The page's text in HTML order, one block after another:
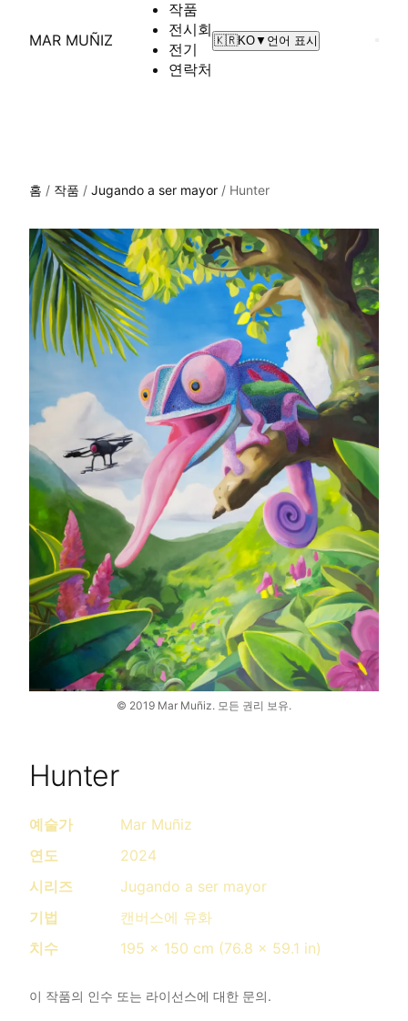
MAR MUÑIZ
작품
전시회
전기
연락처
🇰🇷KO▼ 언어 표시
홈 / 작품 / Jugando a ser mayor / Hunter
© 2019 Mar Muñiz. 모든 권리 보유.
Hunter
예술가
Mar Muñiz
연도
2024
시리즈
Jugando a ser mayor
기법
캔버스에 유화
치수
195 x 150 cm (76.8 x 59.1 in)
이 작품의 인수 또는 라이선스에 대한 문의.